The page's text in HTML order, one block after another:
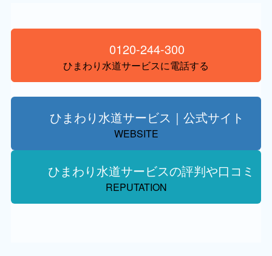
0120-244-300
ひまわり水道サービスに電話する
ひまわり水道サービス｜公式サイト
WEBSITE
ひまわり水道サービスの評判や口コミ
REPUTATION